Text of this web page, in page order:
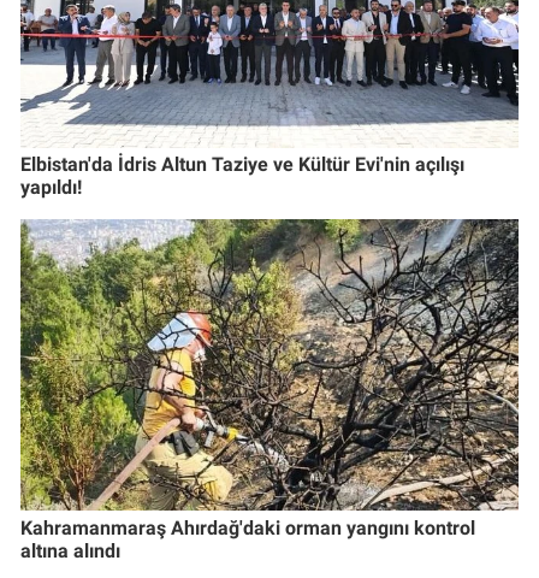
Elbistan'da İdris Altun Taziye ve Kültür Evi'nin açılışı
yapıldı!
Kahramanmaraş Ahırdağ'daki orman yangını kontrol
altına alındı